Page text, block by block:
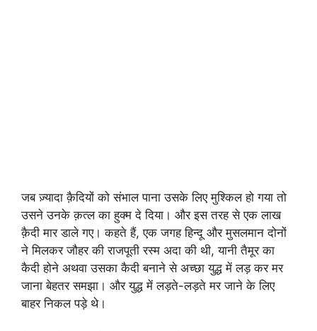
जब ज़्यादा क़ैदियों को संभाल पाना उसके लिए मुश्किल हो गया तो
उसने उनके क़त्ल का हुक्म दे दिया। और इस तरह से एक लाख
क़ैदी मार डाले गए। कहते हैं, एक जगह हिन्दू और मुसलमान दोनों
ने मिलकर जौहर की राजपूती रस्म अदा की थी, यानी तैमूर का
कैदी होने अथवा उसका कैदी बनाने से अच्छा युद्ध में लड़ कर मर
जाना बेहतर समझा। और युद्ध में लड़ते-लड़ते मर जाने के लिए
बाहर निकल पड़े थे।